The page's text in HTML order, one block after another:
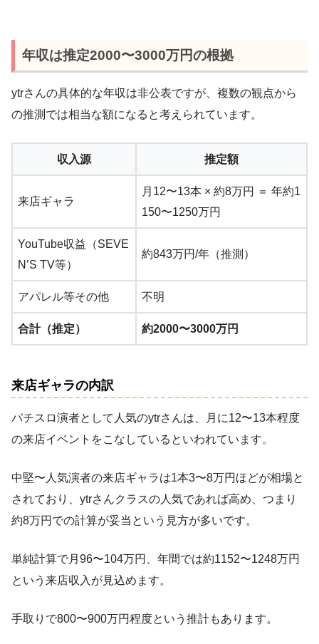
年収は推定2000〜3000万円の根拠
ytrさんの具体的な年収は非公表ですが、複数の観点から
の推測では相当な額になると考えられています。
収入源 推定額
来店ギャラ
月12〜13本 × 約8万円 ＝ 年約1
150〜1250万円
YouTube収益（SEVE
N’S TV等）
約843万円/年（推測）
アパレル等その他 不明
合計（推定） 約2000〜3000万円
来店ギャラの内訳
パチスロ演者として人気のytrさんは、月に12〜13本程度
の来店イベントをこなしているといわれています。
中堅〜人気演者の来店ギャラは1本3〜8万円ほどが相場と
されており、ytrさんクラスの人気であれば高め、つまり
約8万円での計算が妥当という見方が多いです。
単純計算で月96〜104万円、年間では約1152〜1248万円
という来店収入が見込めます。
手取りで800〜900万円程度という推計もあります。